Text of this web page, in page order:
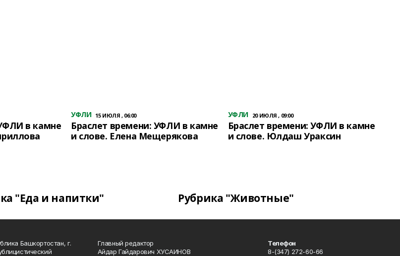
в камне
УФЛИ 15 ИЮЛЯ , 06:00
Браслет времени: УФЛИ в камне
и слове. Елена Мещерякова
УФЛИ 20 ИЮЛЯ , 09:00
Браслет времени: УФЛИ в камне
и слове. Юлдаш Ураксин
"Еда и напитки" Рубрика "Животные"
Башкортостан, г.
Главный редактор
Айдар Гайдарович ХУСАИНОВ
Телефон
8-(347) 272-60-66